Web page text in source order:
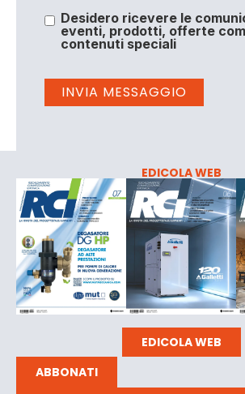
Desidero ricevere le
eventi, prodotti, offerte
contenuti speciali
EDICOLA WEB
EDICOLA WEB
ABBONATI